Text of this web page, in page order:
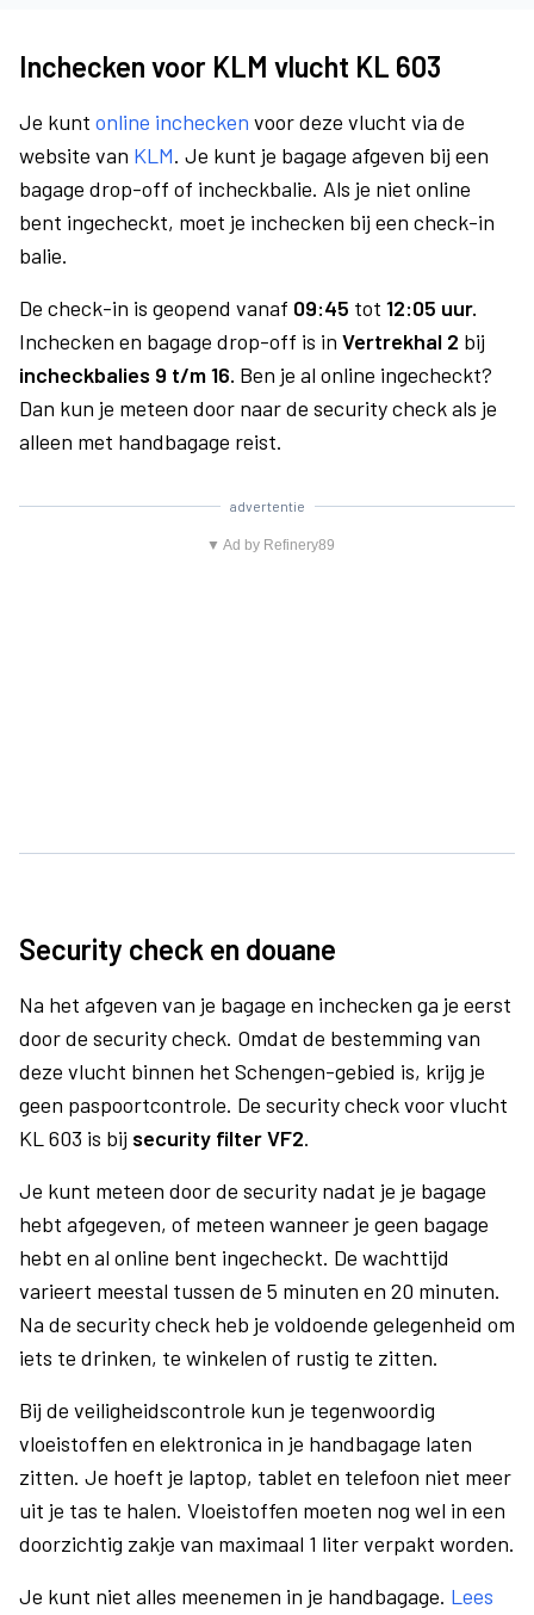
Inchecken voor KLM vlucht KL 603
Je kunt online inchecken voor deze vlucht via de
website van KLM. Je kunt je bagage afgeven bij een
bagage drop-off of incheckbalie. Als je niet online
bent ingecheckt, moet je inchecken bij een check-in
balie.
De check-in is geopend vanaf 09:45 tot 12:05 uur.
Inchecken en bagage drop-off is in Vertrekhal 2 bij
incheckbalies 9 t/m 16. Ben je al online ingecheckt?
Dan kun je meteen door naar de security check als je
alleen met handbagage reist.
advertentie
▼ Ad by Refinery89
Security check en douane
Na het afgeven van je bagage en inchecken ga je eerst
door de security check. Omdat de bestemming van
deze vlucht binnen het Schengen-gebied is, krijg je
geen paspoortcontrole. De security check voor vlucht
KL 603 is bij security filter VF2.
Je kunt meteen door de security nadat je je bagage
hebt afgegeven, of meteen wanneer je geen bagage
hebt en al online bent ingecheckt. De wachttijd
varieert meestal tussen de 5 minuten en 20 minuten.
Na de security check heb je voldoende gelegenheid om
iets te drinken, te winkelen of rustig te zitten.
Bij de veiligheidscontrole kun je tegenwoordig
vloeistoffen en elektronica in je handbagage laten
zitten. Je hoeft je laptop, tablet en telefoon niet meer
uit je tas te halen. Vloeistoffen moeten nog wel in een
doorzichtig zakje van maximaal 1 liter verpakt worden.
Je kunt niet alles meenemen in je handbagage. Lees